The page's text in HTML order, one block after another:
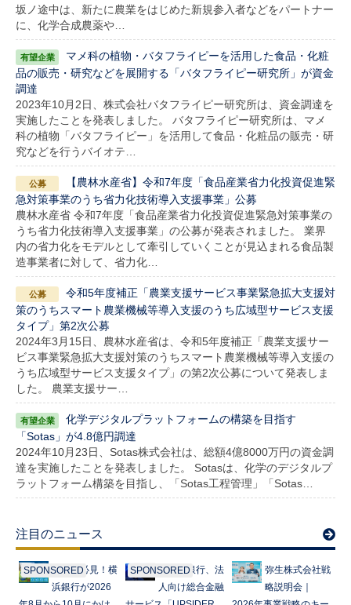
坂ノ途中は、新たに農業をはじめた新規参入者などをパートナー
に、化学合成農薬や…
マメ科の植物・バタフライピーを活用した食品・化粧
品の販売・研究などを展開する「バタフライピー研究所」が資金
調達
2023年10月2日、株式会社バタフライピー研究所は、資金調達を
実施したことを発表しました。 バタフライピー研究所は、マメ
科の植物「バタフライピー」を活用して食品・化粧品の販売・研
究などを行うバイオテ…
【農林水産省】令和7年度「食品産業省力化投資促進緊
急対策事業のうち省力化技術導入支援事業」公募
農林水産省 令和7年度「食品産業省力化投資促進緊急対策事業の
うち省力化技術導入支援事業」の公募が発表されました。 業界
内の省力化をモデルとして牽引していくことが見込まれる食品製
造事業者に対して、省力化…
令和5年度補正「農業支援サービス事業緊急拡大支援対
策のうちスマート農業機械等導入支援のうち広域型サービス支援
タイプ」第2次公募
2024年3月15日、農林水産省は、令和5年度補正「農業支援サー
ビス事業緊急拡大支援対策のうちスマート農業機械等導入支援の
うち広域型サービス支援タイプ」の第2次公募について発表しま
した。 農業支援サー…
化学デジタルプラットフォームの構築を目指す
「Sotas」が4.8億円調達
2024年10月23日、Sotas株式会社は、総額4億8000万円の資金調
達を実施したことを発表しました。 Sotasは、化学のデジタルプ
ラットフォーム構築を目指し、「Sotas工程管理」「Sotas…
注目のニュース
SPONSORED起業家必見！横
浜銀行が2026
SPONSOREDみずほ銀行、法
人向け総合金融
弥生株式会社戦
略説明会｜